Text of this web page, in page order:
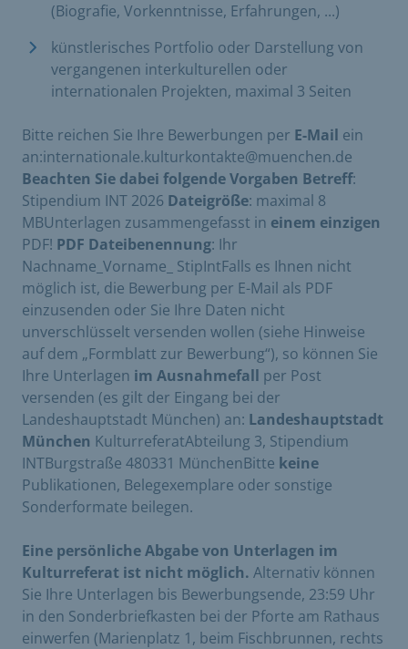
(Biografie, Vorkenntnisse, Erfahrungen, ...)
künstlerisches Portfolio oder Darstellung von
vergangenen interkulturellen oder
internationalen Projekten, maximal 3 Seiten
Bitte reichen Sie Ihre Bewerbungen per E-Mail ein
an:internationale.kulturkontakte@muenchen.de
Beachten Sie dabei folgende Vorgaben Betreff:
Stipendium INT 2026 Dateigröße: maximal 8
MBUnterlagen zusammengefasst in einem einzigen
PDF! PDF Dateibenennung: Ihr
Nachname_Vorname_ StipIntFalls es Ihnen nicht
möglich ist, die Bewerbung per E-Mail als PDF
einzusenden oder Sie Ihre Daten nicht
unverschlüsselt versenden wollen (siehe Hinweise
auf dem „Formblatt zur Bewerbung“), so können Sie
Ihre Unterlagen im Ausnahmefall per Post
versenden (es gilt der Eingang bei der
Landeshauptstadt München) an: Landeshauptstadt
München KulturreferatAbteilung 3, Stipendium
INTBurgstraße 480331 MünchenBitte keine
Publikationen, Belegexemplare oder sonstige
Sonderformate beilegen.
Eine persönliche Abgabe von Unterlagen im
Kulturreferat ist nicht möglich. Alternativ können
Sie Ihre Unterlagen bis Bewerbungsende, 23:59 Uhr
in den Sonderbriefkasten bei der Pforte am Rathaus
einwerfen (Marienplatz 1, beim Fischbrunnen, rechts